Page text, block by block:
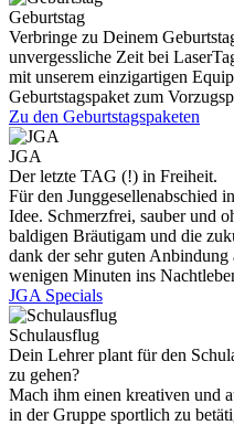
Geburtstag
Verbringe zu Deinem
unvergessliche Zeit bei
mit unserem einzigartigen
Geburtstagspaket zum
Zu den Geburtstagspaketen
JGA
Der letzte TAG (!) in Freiheit.
Für den Junggesellenabschied
Idee. Schmerzfrei, sauber und
baldigen Bräutigam und die
dank der sehr guten
wenigen Minuten ins
JGA Specials
Schulausflug
Dein Lehrer plant für den
zu gehen?
Mach ihm einen kreativen und
in der Gruppe sportlich zu